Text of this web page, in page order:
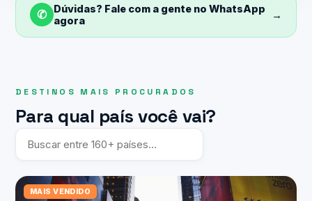
✆
Dúvidas? Fale com a gente no WhatsApp
agora
→
DESTINOS MAIS PROCURADOS
Para qual país você vai?
MAIS VENDIDO